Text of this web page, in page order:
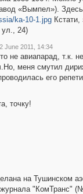
«Вымпел»).
ka-10-1.jpgКстати,
24)
June 2011, 14:34
не авиапарад, т.к.
меня смутил
его
точку!
на Тушинском
"КомТранс"